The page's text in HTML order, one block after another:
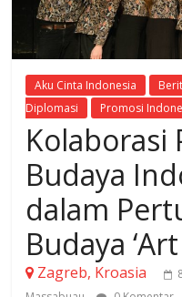
Aku Cinta Indonesia
Diplomasi
Promosi
Kolaborasi
Budaya
dalam
Budaya
Zagreb, Kroasia